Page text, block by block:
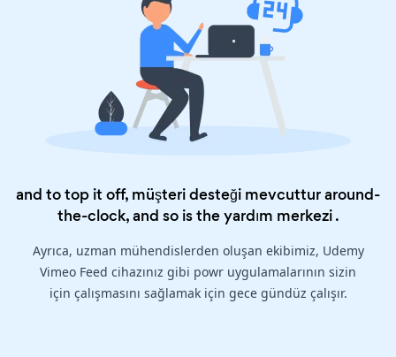
and to top it off, müşteri desteği mevcuttur around-
the-clock, and so is theyardım merkezi.
Ayrıca, uzman mühendislerden oluşan ekibimiz, Udemy
Vimeo Feed cihazınız gibi powr uygulamalarının sizin
için çalışmasını sağlamak için gece gündüz çalışır.